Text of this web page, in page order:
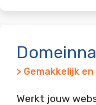
> Gemakkelijk
Werkt jouw